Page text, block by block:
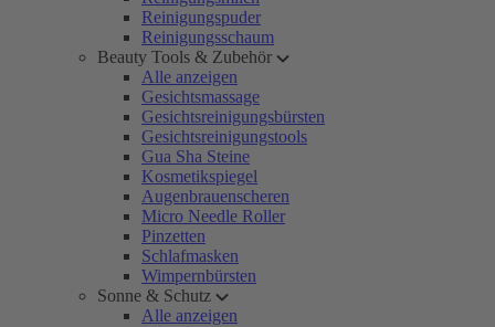
Reinigungspuder
Reinigungsschaum
Beauty Tools & Zubehör
Alle anzeigen
Gesichtsmassage
Gesichtsreinigungsbürsten
Gesichtsreinigungstools
Gua Sha Steine
Kosmetikspiegel
Augenbrauenscheren
Micro Needle Roller
Pinzetten
Schlafmasken
Wimpernbürsten
Sonne & Schutz
Alle anzeigen